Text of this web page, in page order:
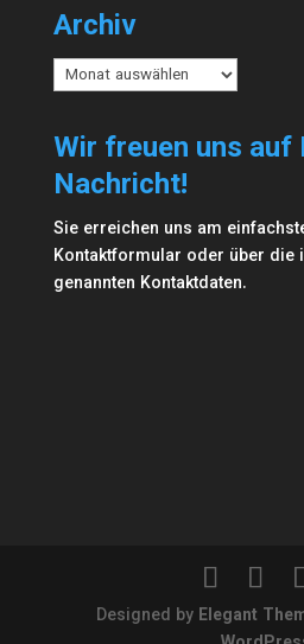
Archiv
Archiv
Wir freuen uns auf
Nachricht!
Sie erreichen uns am
Kontaktformular oder über die
genannten Kontaktdaten.
Designed by Elegant